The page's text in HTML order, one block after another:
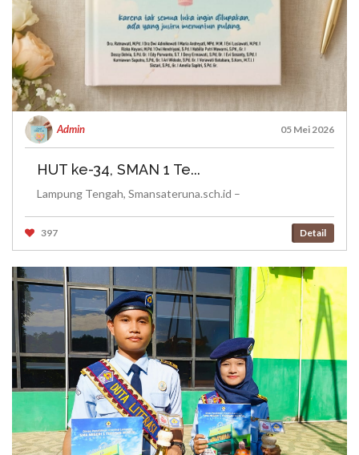
Admin 05 Mei 2026
HUT ke-34, SMAN 1 Te...
Lampung Tengah, Smansateruna.sch.id –
397 Detail